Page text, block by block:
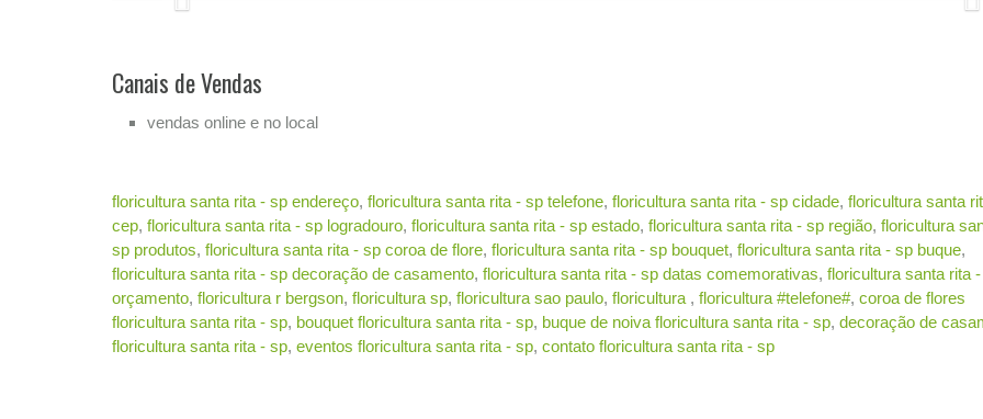
Previous
Canais de Vendas
vendas online e no local
floricultura santa rita - sp endereço, floricultura santa rita - sp telefone, floricultura santa rita - sp cidade, floricultura santa
cep, floricultura santa rita - sp logradouro, floricultura santa rita - sp estado, floricultura santa rita - sp região, floricultura
sp produtos, floricultura santa rita - sp coroa de flore, floricultura santa rita - sp bouquet, floricultura santa rita - sp buque,
floricultura santa rita - sp decoração de casamento, floricultura santa rita - sp datas comemorativas, floricultura santa rita
orçamento, floricultura r bergson, floricultura sp, floricultura sao paulo, floricultura , floricultura #telefone#, coroa de flores
floricultura santa rita - sp, bouquet floricultura santa rita - sp, buque de noiva floricultura santa rita - sp, decoração de
floricultura santa rita - sp, eventos floricultura santa rita - sp, contato floricultura santa rita - sp